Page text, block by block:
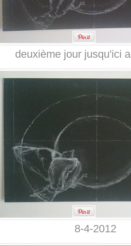
deuxième jour jusqu'ici
8-4-2012